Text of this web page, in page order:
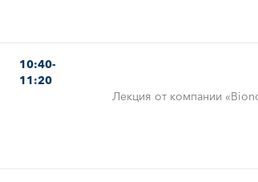
10:40-
11:20
Лекция от компании